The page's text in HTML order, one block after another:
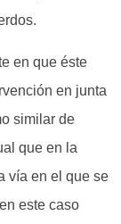
en que éste
en junta
similar de
que en la
vía en el que se
este caso